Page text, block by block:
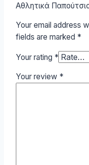
Αθλητικά
Your email address
fields are marked *
Your rating *
Your review *